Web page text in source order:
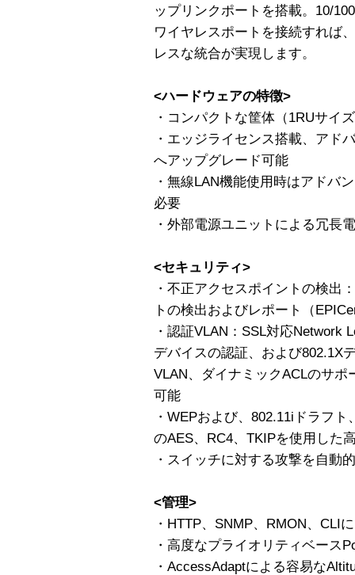
ップリンクポートを搭載。10/
ワイヤレスポートを接続すれば
レスな統合が実現します。
<ハードウェアの特徴>
・コンパクトな筐体（1RUサイ
・エッジライセンス搭載、アド
へアップグレード可能
・無線LAN機能使用時はアドバ
必要
・外部電源ユニットによる冗長
<セキュリティ>
・不正アクセスポイントの検出
トの検出およびレポート（
・認証VLAN：SSL対応Network
デバイスの認証、および802.1X
VLAN、ダイナミックACLのサ
可能
・WEPおよび、802.11iドラフ
のAES、RC4、TKIPを使用した
・スイッチに対する攻撃を自動
<管理>
・HTTP、SNMP、RMON、CLI
・高度なプライオリティベース
・AccessAdaptによる容易な